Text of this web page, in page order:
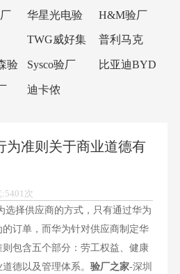
华星光电验
厂
H&M验厂
TWG威好集
团验厂
普利马克
Primark验厂
验
Sysco验厂
比亚迪BYD
迪卡侬
为准则关于商业道德有
次
选择供应商的方式，只有通过华为
订单，而华为针对供应商制定华
包含五个部分：劳工权益、健康
德以及管理体系。验厂之家-深圳